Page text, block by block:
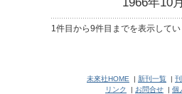
1件目から9件目までを表示して
未來社HOME | 新刊一覧 |
リンク
| お問合せ | 個